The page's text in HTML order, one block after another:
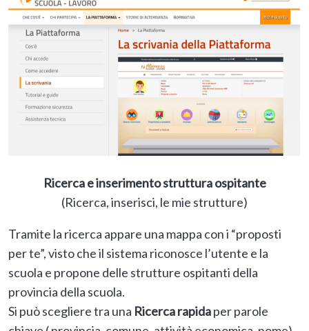
Ricerca e inserimento struttura ospitante
(Ricerca, inserisci, le mie strutture)
Tramite la ricerca appare una mappa con i “proposti
per te”, visto che il sistema riconosce l’utente e la
scuola e propone delle strutture ospitanti della
provincia della scuola.
Si può scegliere tra una Ricerca rapidaper parole